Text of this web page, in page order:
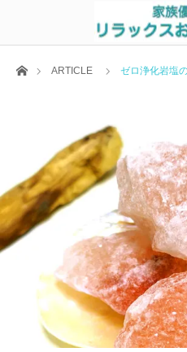
ホームARTICLE ゼロ浄化岩塩